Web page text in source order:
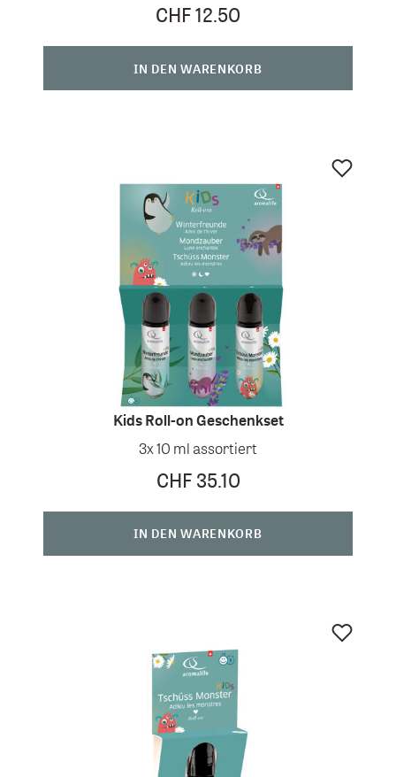
CHF 12.50
IN DEN WARENKORB
Kids Roll-on Geschenkset
3x 10 ml assortiert
CHF 35.10
IN DEN WARENKORB